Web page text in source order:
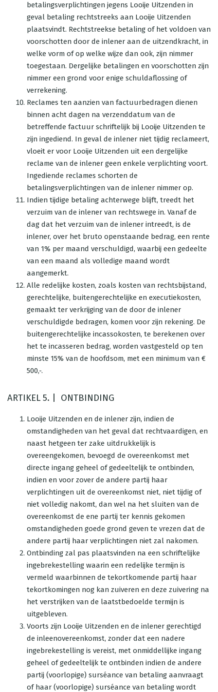
betalingsverplichtingen jegens Looije Uitzenden in
geval betaling rechtstreeks aan Looije Uitzenden
plaatsvindt. Rechtstreekse betaling of het voldoen van
voorschotten door de inlener aan de uitzendkracht, in
welke vorm of op welke wijze dan ook, zijn nimmer
toegestaan. Dergelijke betalingen en voorschotten zijn
nimmer een grond voor enige schuldaflossing of
verrekening.
Reclames ten aanzien van factuurbedragen dienen
binnen acht dagen na verzenddatum van de
betreffende factuur schriftelijk bij Looije Uitzenden te
zijn ingediend. In geval de inlener niet tijdig reclameert,
vloeit er voor Looije Uitzenden uit een dergelijke
reclame van de inlener geen enkele verplichting voort.
Ingediende reclames schorten de
betalingsverplichtingen van de inlener nimmer op.
Indien tijdige betaling achterwege blijft, treedt het
verzuim van de inlener van rechtswege in. Vanaf de
dag dat het verzuim van de inlener intreedt, is de
inlener, over het bruto openstaande bedrag, een rente
van 1% per maand verschuldigd, waarbij een gedeelte
van een maand als volledige maand wordt
aangemerkt.
Alle redelijke kosten, zoals kosten van rechtsbijstand,
gerechtelijke, buitengerechtelijke en executiekosten,
gemaakt ter verkrijging van de door de inlener
verschuldigde bedragen, komen voor zijn rekening. De
buitengerechtelijke incassokosten, te berekenen over
het te incasseren bedrag, worden vastgesteld op ten
minste 15% van de hoofdsom, met een minimum van €
500,-.
ARTIKEL 5. | ONTBINDING
Looije Uitzenden en de inlener zijn, indien de
omstandigheden van het geval dat rechtvaardigen, en
naast hetgeen ter zake uitdrukkelijk is
overeengekomen, bevoegd de overeenkomst met
directe ingang geheel of gedeeltelijk te ontbinden,
indien en voor zover de andere partij haar
verplichtingen uit de overeenkomst niet, niet tijdig of
niet volledig nakomt, dan wel na het sluiten van de
overeenkomst de ene partij ter kennis gekomen
omstandigheden goede grond geven te vrezen dat de
andere partij haar verplichtingen niet zal nakomen.
Ontbinding zal pas plaatsvinden na een schriftelijke
ingebrekestelling waarin een redelijke termijn is
vermeld waarbinnen de tekortkomende partij haar
tekortkomingen nog kan zuiveren en deze zuivering na
het verstrijken van de laatstbedoelde termijn is
uitgebleven.
Voorts zijn Looije Uitzenden en de inlener gerechtigd
de inleenovereenkomst, zonder dat een nadere
ingebrekestelling is vereist, met onmiddellijke ingang
geheel of gedeeltelijk te ontbinden indien de andere
partij (voorlopige) surséance van betaling aanvraagt
of haar (voorlopige) surséance van betaling wordt